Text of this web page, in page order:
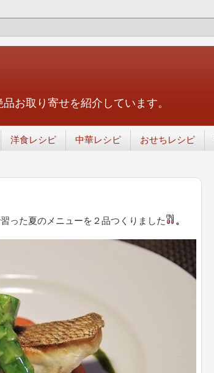
お取り寄せを紹介しています。
洋食レシピ 中華レシピ おせちレシピ
った夏のメニューを２品つくりました 。